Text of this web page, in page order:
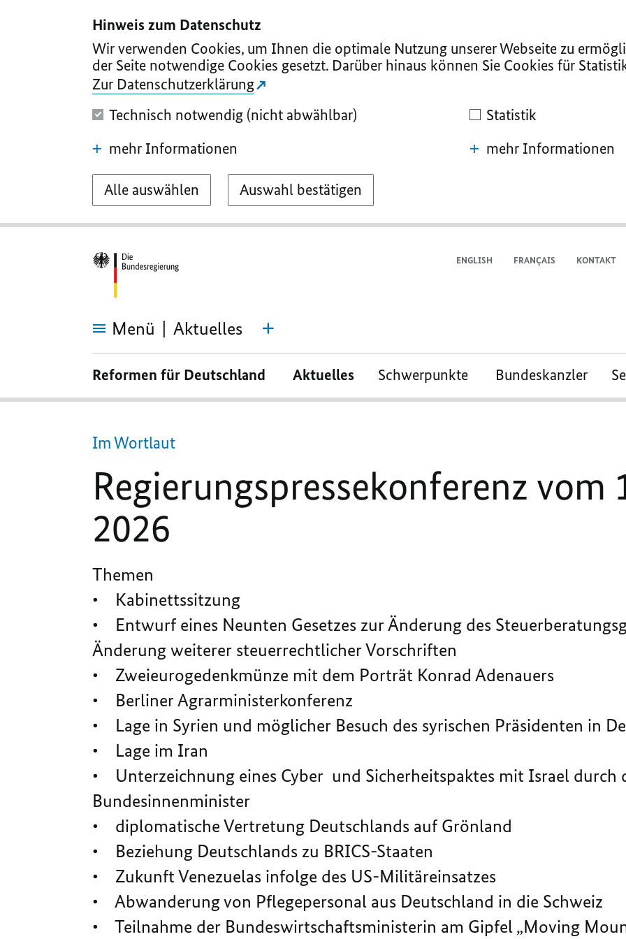
Hinweis zum Datenschutz
Wir verwenden Cookies, um Ihnen die optimale Nutzung unserer Webseite zu
der Seite notwendige Cookies gesetzt. Darüber hinaus können Sie Cookies für
Zur Datenschutzerklärung
Technisch notwendig (nicht abwählbar)
mehr Informationen
Statistik
mehr Informationen
Alle auswählen Auswahl bestätigen
ENGLISH FRANÇAIS KONTAKT
Menü Aktuelles
Regierungspressekonferenz
Januar
2026
Reformen für Deutschland Aktuelles Schwerpunkte Bundeskanzler
Im Wortlaut
Regierungspressekonferenz vom
2026
Themen
• Kabinettssitzung
• Entwurf eines Neunten Gesetzes zur Änderung des
Änderung weiterer steuerrechtlicher Vorschriften
• Zweieurogedenkmünze mit dem Porträt Konrad Adenauers
• Berliner Agrarministerkonferenz
• Lage in Syrien und möglicher Besuch des syrischen Präsidenten in
• Lage im Iran
• Unterzeichnung eines Cyber und Sicherheitspaktes mit Israel durch
Bundesinnenminister
• diplomatische Vertretung Deutschlands auf Grönland
• Beziehung Deutschlands zu BRICS-Staaten
• Zukunft Venezuelas infolge des US-Militäreinsatzes
• Abwanderung von Pflegepersonal aus Deutschland in die Schweiz
• Teilnahme der Bundeswirtschaftsministerin am Gipfel „Moving